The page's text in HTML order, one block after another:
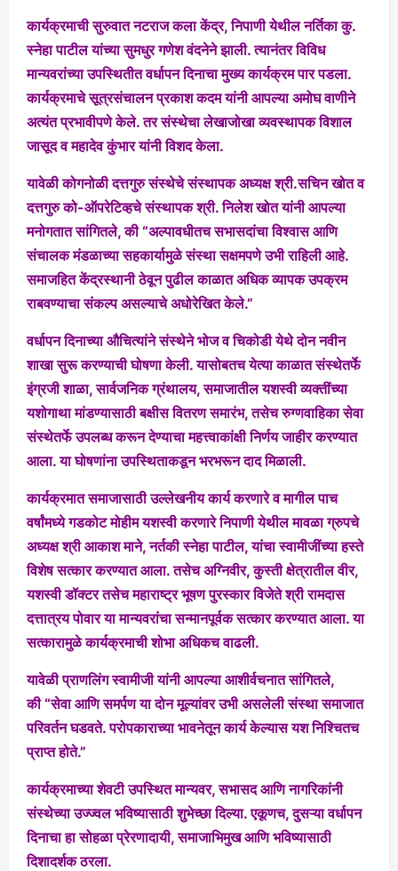
कार्यक्रमाची सुरुवात नटराज कला केंद्र, निपाणी येथील नर्तिका कु.
स्नेहा पाटील यांच्या सुमधुर गणेश वंदनेने झाली. त्यानंतर विविध
मान्यवरांच्या उपस्थितीत वर्धापन दिनाचा मुख्य कार्यक्रम पार पडला.
कार्यक्रमाचे सूत्रसंचालन प्रकाश कदम यांनी आपल्या अमोघ वाणीने
अत्यंत प्रभावीपणे केले. तर संस्थेचा लेखाजोखा व्यवस्थापक विशाल
जासूद व महादेव कुंभार यांनी विशद केला.
यावेळी कोगनोळी दत्तगुरु संस्थेचे संस्थापक अध्यक्ष श्री.सचिन खोत व
दत्तगुरु को-ऑपरेटिव्हचे संस्थापक श्री. निलेश खोत यांनी आपल्या
मनोगतात सांगितले, की “अल्पावधीतच सभासदांचा विश्वास आणि
संचालक मंडळाच्या सहकार्यामुळे संस्था सक्षमपणे उभी राहिली आहे.
समाजहित केंद्रस्थानी ठेवून पुढील काळात अधिक व्यापक उपक्रम
राबवण्याचा संकल्प असल्याचे अधोरेखित केले.”
वर्धापन दिनाच्या औचित्यांने संस्थेने भोज व चिकोडी येथे दोन नवीन
शाखा सुरू करण्याची घोषणा केली. यासोबतच येत्या काळात संस्थेतर्फे
इंग्रजी शाळा, सार्वजनिक ग्रंथालय, समाजातील यशस्वी व्यक्तींच्या
यशोगाथा मांडण्यासाठी बक्षीस वितरण समारंभ, तसेच रुग्णवाहिका सेवा
संस्थेतर्फे उपलब्ध करून देण्याचा महत्त्वाकांक्षी निर्णय जाहीर करण्यात
आला. या घोषणांना उपस्थिताकडून भरभरून दाद मिळाली.
कार्यक्रमात समाजासाठी उल्लेखनीय कार्य करणारे व मागील पाच
वर्षांमध्ये गडकोट मोहीम यशस्वी करणारे निपाणी येथील मावळा ग्रुपचे
अध्यक्ष श्री आकाश माने, नर्तकी स्नेहा पाटील, यांचा स्वामीजींच्या हस्ते
विशेष सत्कार करण्यात आला. तसेच अग्निवीर, कुस्ती क्षेत्रातील वीर,
यशस्वी डॉक्टर तसेच महाराष्ट्र भूषण पुरस्कार विजेते श्री रामदास
दत्तात्रय पोवार या मान्यवरांचा सन्मानपूर्वक सत्कार करण्यात आला. या
सत्कारामुळे कार्यक्रमाची शोभा अधिकच वाढली.
यावेळी प्राणलिंग स्वामीजी यांनी आपल्या आशीर्वचनात सांगितले,
की“सेवा आणि समर्पण या दोन मूल्यांवर उभी असलेली संस्था समाजात
परिवर्तन घडवते. परोपकाराच्या भावनेतून कार्य केल्यास यश निश्चितच
प्राप्त होते.”
कार्यक्रमाच्या शेवटी उपस्थित मान्यवर, सभासद आणि नागरिकांनी
संस्थेच्या उज्ज्वल भविष्यासाठी शुभेच्छा दिल्या. एकूणच, दुसऱ्या वर्धापन
दिनाचा हा सोहळा प्रेरणादायी, समाजाभिमुख आणि भविष्यासाठी
दिशादर्शक ठरला.